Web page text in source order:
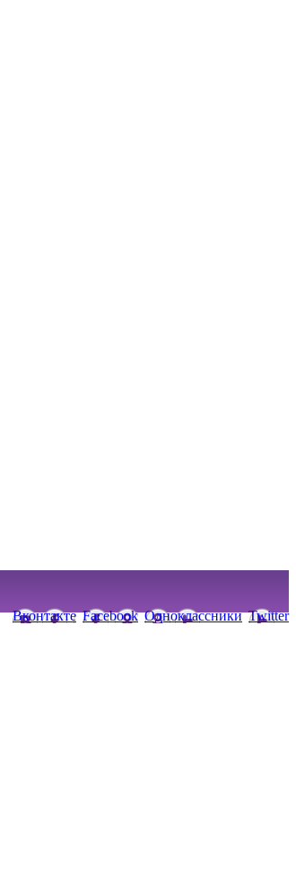
Вконтакте Facebook Одноклассники Twitter